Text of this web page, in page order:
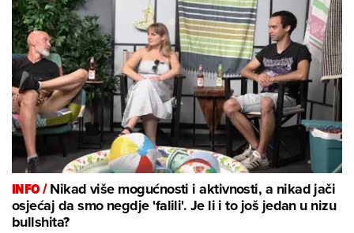
INFO /Nikad više mogućnosti i aktivnosti, a nikad jači
osjećaj da smo negdje 'falili'. Je li i to još jedan u nizu
bullshita?